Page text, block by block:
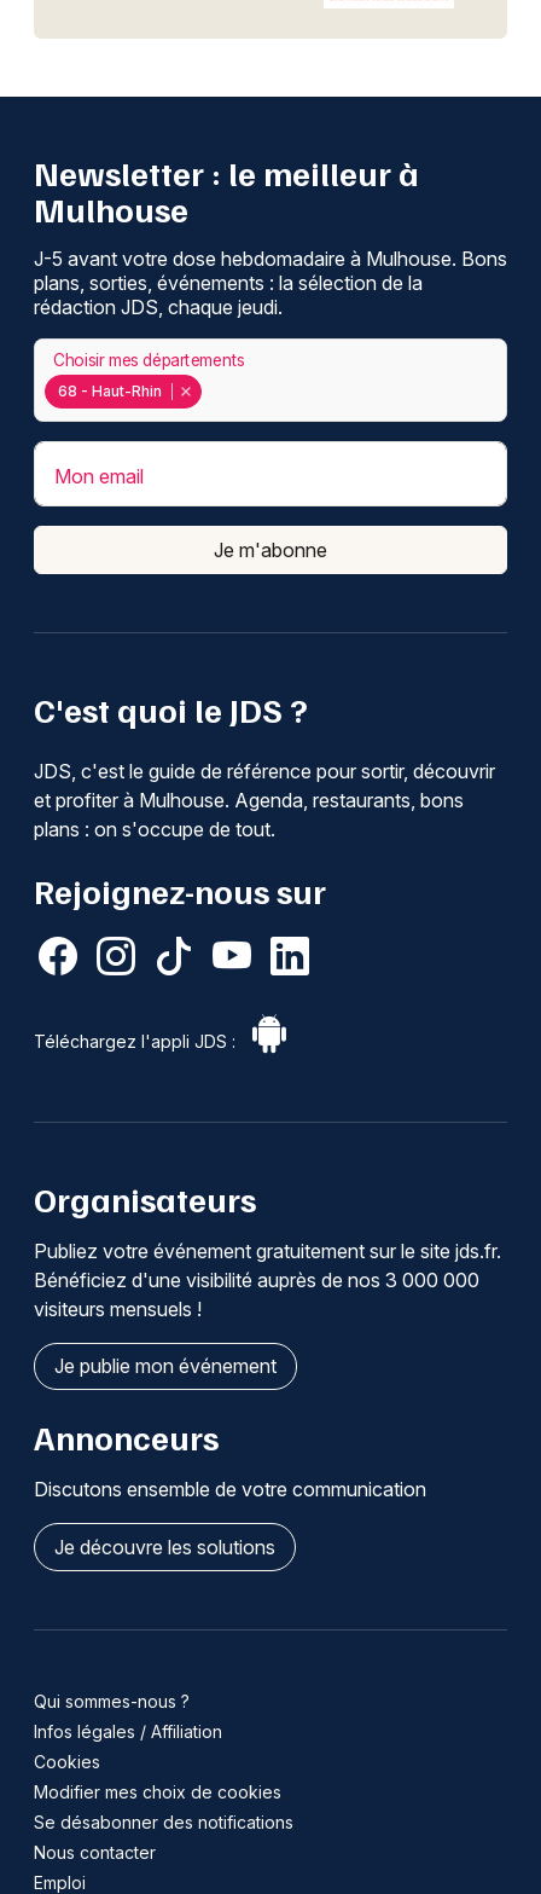
C'est quoi le JDS ?
JDS, c'est le guide de référence pour sortir, découvrir
et profiter à Mulhouse. Agenda, restaurants, bons
plans : on s'occupe de tout.
Rejoignez-nous sur
Téléchargez l'appli JDS :
Newsletter : le meilleur à
Mulhouse
J-5 avant votre dose hebdomadaire à Mulhouse. Bons
plans, sorties, événements : la sélection de la
rédaction JDS, chaque jeudi.
68 - Haut-Rhin
Choisir mes départements
Mon email
Je m'abonne
Organisateurs
Publiez votre événement gratuitement sur le site jds.fr.
Bénéficiez d'une visibilité auprès de nos 3 000 000
visiteurs mensuels !
Je publie mon événement
Annonceurs
Discutons ensemble de votre communication
Je découvre les solutions
Qui sommes-nous ?
Infos légales / Affiliation
Cookies
Modifier mes choix de cookies
Se désabonner des notifications
Nous contacter
Emploi